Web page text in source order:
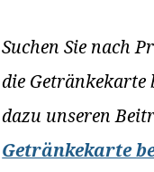
Suchen Sie nach
die Getränkekarte
dazu unseren
Getränkekarte